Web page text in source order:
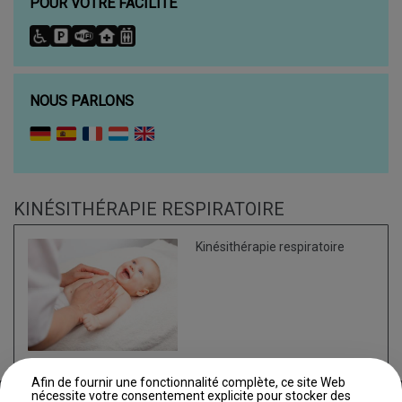
Afin de fournir une fonctionnalité complète, ce site Web
nécessite votre consentement explicite pour stocker des
NOUS PARLONS
KINÉSITHÉRAPIE RESPIRATOIRE
Kinésithérapie respiratoire